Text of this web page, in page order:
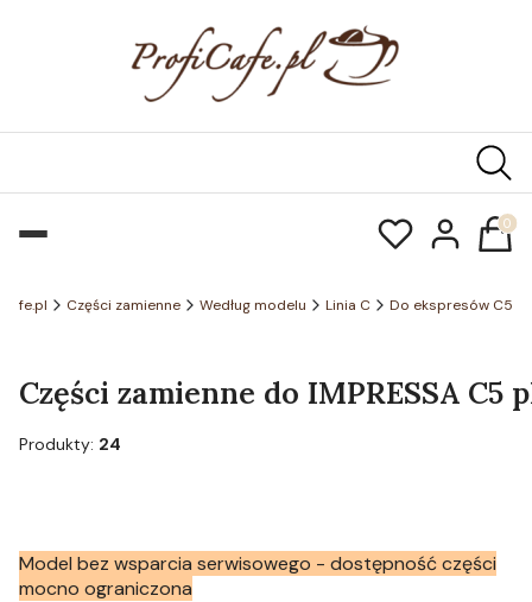
Części zamienne Według modelu Linia C Do ekspresów C5
Części zamienne do IMPRESSA C5
Produkty: 24
Model bez wsparcia serwisowego - dostępność części
mocno ograniczona